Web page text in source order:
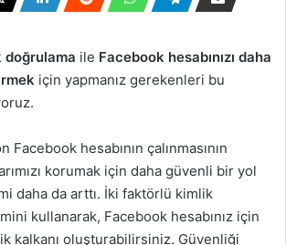
doğrulama ile Facebook hesabınızı daha
için yapmanız gerekenleri bu
Facebook hesabının çalınmasının
korumak için daha güvenli bir yol
daha da arttı. İki faktörlü kimlik
kullanarak, Facebook hesabınız için
kalkanı oluşturabilirsiniz. Güvenliği